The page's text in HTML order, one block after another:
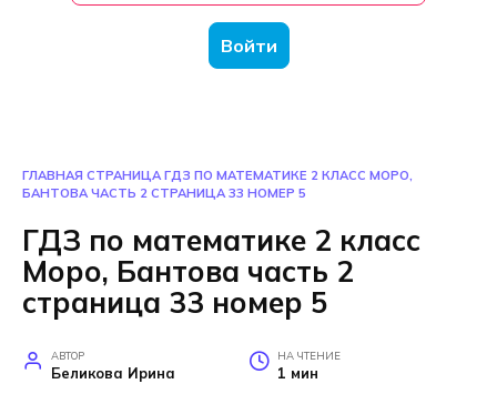
Войти
ГЛАВНАЯ СТРАНИЦА ГДЗ ПО МАТЕМАТИКЕ 2 КЛАСС МОРО,
БАНТОВА ЧАСТЬ 2 СТРАНИЦА 33 НОМЕР 5
ГДЗ по математике 2 класс
Моро, Бантова часть 2
страница 33 номер 5
АВТОР
Беликова Ирина
НА ЧТЕНИЕ
1 мин